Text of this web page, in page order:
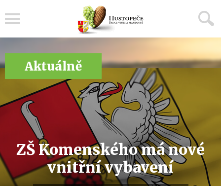
Aktuálně
ZŠ Komenského má nové
vnitřní vybavení